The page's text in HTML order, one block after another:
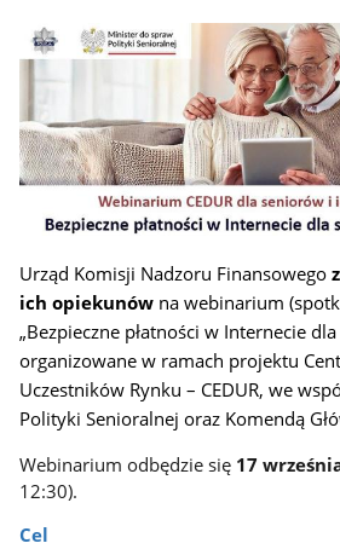
Urząd Komisji Nadzoru Finansowego
ich opiekunówna webinarium
„Bezpieczne płatności w Internecie
organizowane w ramach projektu
Uczestników Rynku – CEDUR, we
Polityki Senioralnej oraz Komendą
Webinarium odbędzie się 17
12:30).
Cel